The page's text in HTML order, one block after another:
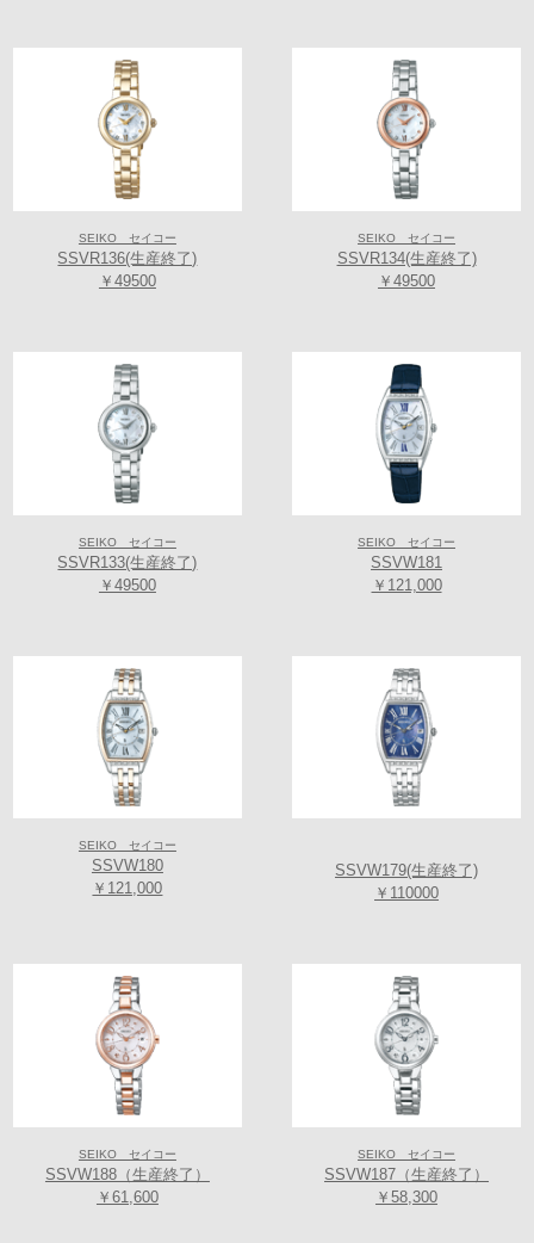
SEIKO セイコー
SSVR136(生産終了)
￥49500
SEIKO セイコー
SSVR134(生産終了)
￥49500
SEIKO セイコー
SSVR133(生産終了)
￥49500
SEIKO セイコー
SSVW181
￥121,000
SEIKO セイコー
SSVW180
￥121,000
SSVW179(生産終了)
￥110000
SEIKO セイコー
SSVW188（生産終了）
￥61,600
SEIKO セイコー
SSVW187（生産終了）
￥58,300